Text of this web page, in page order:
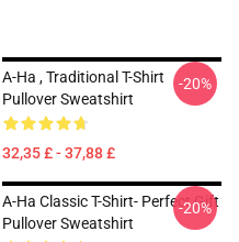
A-Ha , Traditional T-Shirt
Pullover Sweatshirt
32,35 £ - 37,88 £
-20%
A-Ha Classic T-Shirt- Perfect Gift
Pullover Sweatshirt
-20%